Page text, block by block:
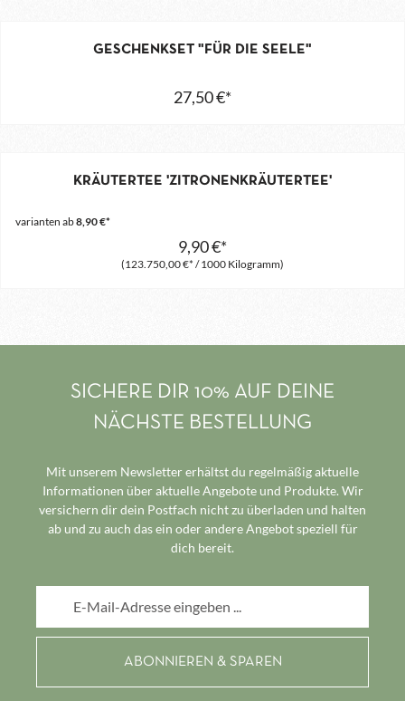
GESCHENKSET "FÜR DIE SEELE"
27,50 €*
KRÄUTERTEE 'ZITRONENKRÄUTERTEE'
(123.750,00 €* / 1000 Kilogramm)
varianten ab8,90 €*
9,90 €*
SICHERE DIR 10% AUF DEINE
NÄCHSTE BESTELLUNG
Mit unserem Newsletter erhältst du regelmäßig aktuelle
Informationen über aktuelle Angebote und Produkte. Wir
versichern dir dein Postfach nicht zu überladen und halten
ab und zu auch das ein oder andere Angebot speziell für
dich bereit.